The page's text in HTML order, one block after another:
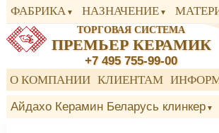
ФАБРИКА НАЗНАЧЕНИЕ
ТОРГОВАЯ СИСТЕМА
ПРЕМЬЕР КЕРАМИК
+7 495 755-99-00
О КОМПАНИИ КЛИЕНТАМ
Айдахо Керамин Беларусь клинкер